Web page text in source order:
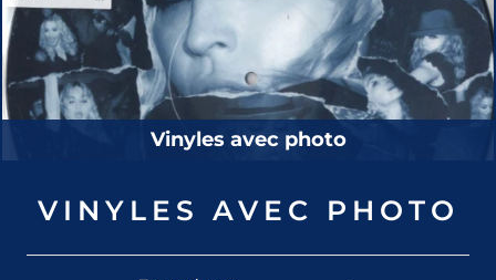
Vinyles avec photo
VINYLES AVEC PHOTO